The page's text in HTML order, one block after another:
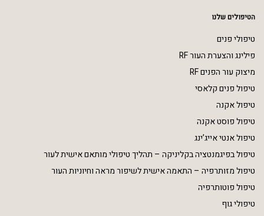
הטיפולים שלנו
טיפולי פנים
פילינג והצערת העור RF
מיצוק עור הפנים RF
טיפול פנים קלאסי
טיפול אקנה
טיפול פוסט אקנה
טיפול אנטי אייג’ינג
טיפול בפיגמנטציה בקליניקה – תהליך טיפולי מותאם אישית לעור
טיפול מזותרפיה – התאמה אישית לשיפור מראה וחיוניות העור
טיפול פוטותרפיה
טיפולי גוף